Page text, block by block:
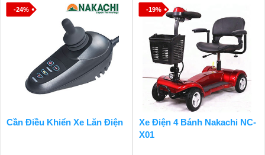
-24%
Cần Điều Khiển Xe Lăn Điện
-19%
Xe Điện 4 Bánh Nakachi NC-
X01